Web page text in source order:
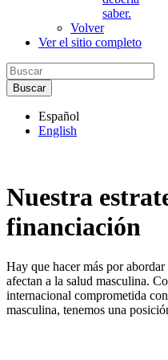
saber.
Volver
Ver el sitio completo
Español
English
Nuestra
financiación
Hay que hacer más por
afectan a la salud masculina.
internacional comprometida
masculina, tenemos una